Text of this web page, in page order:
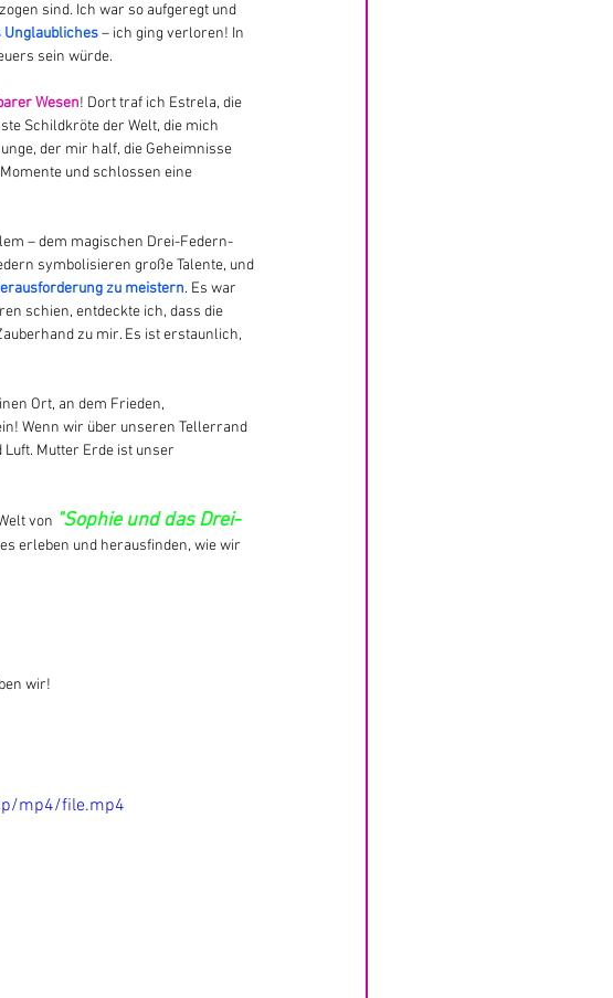
sind. Ich war so aufgeregt und
Unglaubliches – ich ging verloren! In
sein würde.
Wesen! Dort traf ich Estrela, die
Schildkröte der Welt, die mich
der mir half, die Geheimnisse
und schlossen eine
– dem magischen Drei-Federn-
symbolisieren große Talente, und
zu meistern. Es war
schien, entdeckte ich, dass die
zu mir. Es ist erstaunlich,
Ort, an dem Frieden,
Wenn wir über unseren Tellerrand
Mutter Erde ist unser
von "Sophie und das Drei-
erleben und herausfinden, wie wir
wir!
mp4/file.mp4